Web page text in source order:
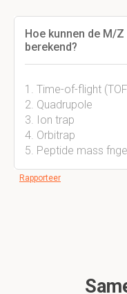
Hoe kunnen de M/
berekend?
1. Time-of-flight
2. Quadrupole
3. Ion trap
4. Orbitrap
5. Peptide mass
Rapporteer